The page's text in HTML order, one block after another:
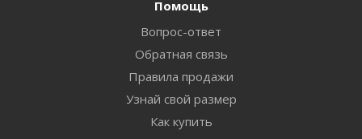
Помощь
Вопрос-ответ
Обратная связь
Правила продажи
Узнай свой размер
Как купить